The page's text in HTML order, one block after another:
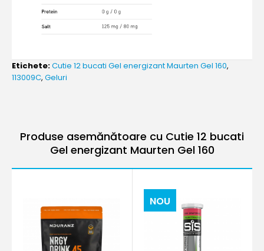
Etichete:Cutie 12 bucati Gel energizant Maurten Gel 160,
113009C, Geluri
Produse asemănătoare cu Cutie 12 bucati
Gel energizant Maurten Gel 160
NOU